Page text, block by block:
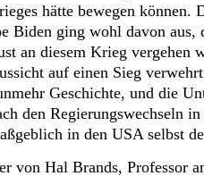
hätte bewegen können.
Biden ging wohl davon aus,
an diesem Krieg vergehen
auf einen Sieg
Geschichte, und die
den Regierungswechseln
in den USA selbst
von Hal Brands, Professor